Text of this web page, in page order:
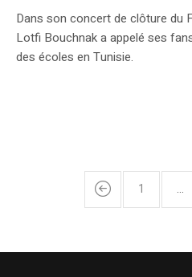
Dans son concert de clôture du
Lotfi Bouchnak a appelé ses
des écoles en Tunisie.
1 …